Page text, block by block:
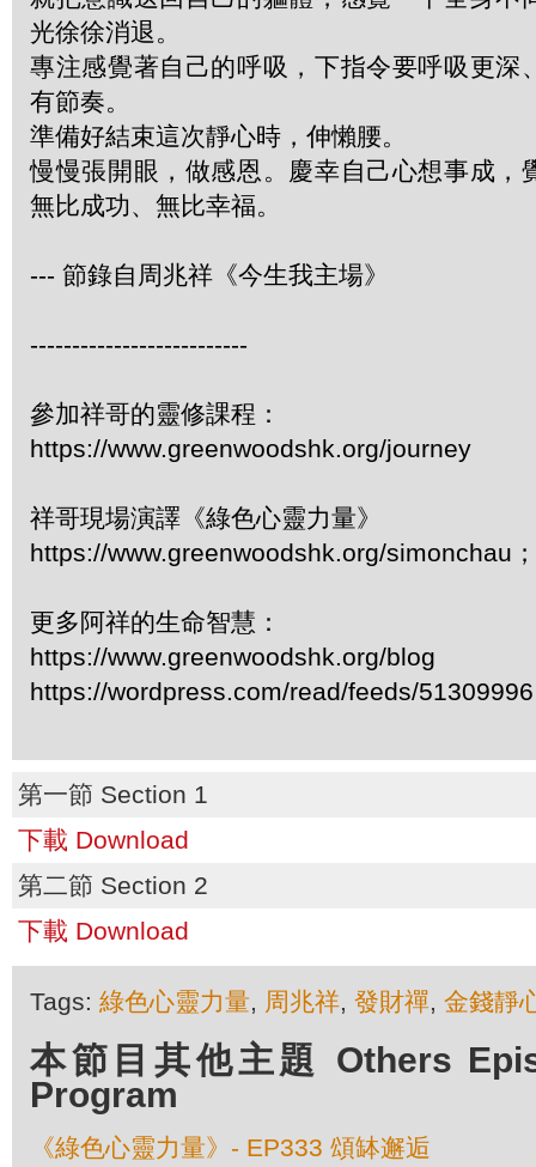
光徐徐消退。
專注感覺著自己的呼吸，下指令要呼吸更深
有節奏。
準備好結束這次靜心時，伸懶腰。
慢慢張開眼，做感恩。慶幸自己心想事成，
無比成功、無比幸福。
--- 節錄自周兆祥《今生我主場》
--------------------------
參加祥哥的靈修課程：
https://www.greenwoodshk.org/journey
祥哥現場演譯《綠色心靈力量》
https://www.greenwoodshk.org/simonchau
更多阿祥的生命智慧：
https://www.greenwoodshk.org/blog
https://wordpress.com/read/feeds/51309996
第一節 Section 1
下載 Download
第二節 Section 2
下載 Download
Tags: 綠色心靈力量, 周兆祥, 發財禪, 金錢靜
本節目其他主題 Others
Program
《綠色心靈力量》- EP333 頌缽邂逅